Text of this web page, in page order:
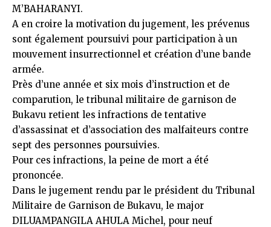
M’BAHARANYI.
A en croire la motivation du jugement, les prévenus
sont également poursuivi pour participation à un
mouvement insurrectionnel et création d’une bande
armée.
Près d’une année et six mois d’instruction et de
comparution, le tribunal militaire de garnison de
Bukavu retient les infractions de tentative
d’assassinat et d’association des malfaiteurs contre
sept des personnes poursuivies.
Pour ces infractions, la peine de mort a été
prononcée.
Dans le jugement rendu par le président du Tribunal
Militaire de Garnison de Bukavu, le major
DILUAMPANGILA AHULA Michel, pour neuf